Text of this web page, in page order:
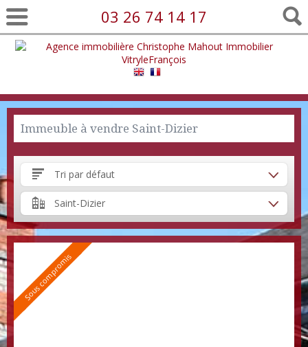
03 26 74 14 17
Immeuble à vendre Saint-Dizier
Tri par défaut
Saint-Dizier
Sous compromis